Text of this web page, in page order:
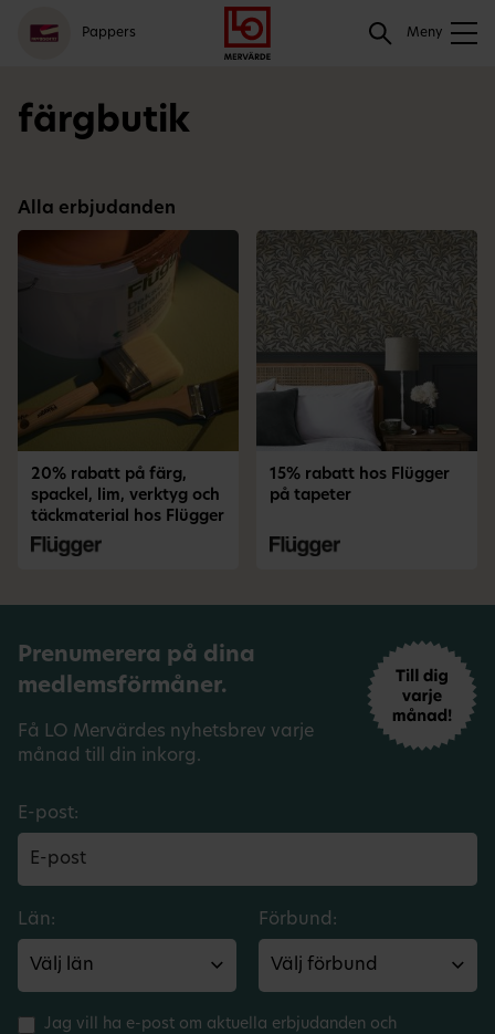
Gå
till
meny
Logga
in
Hoppa
till
innehåll
Pappers Meny
Sök
färgbutik
Alla erbjudanden
20% rabatt på färg,
spackel, lim, verktyg och
täckmaterial hos Flügger
15% rabatt hos Flügger
på tapeter
Prenumerera på dina
medlemsförmåner.
Få LO Mervärdes nyhetsbrev varje
månad till din inkorg.
E-post:
Län: Förbund:
Jag vill ha e-post om aktuella erbjudanden och